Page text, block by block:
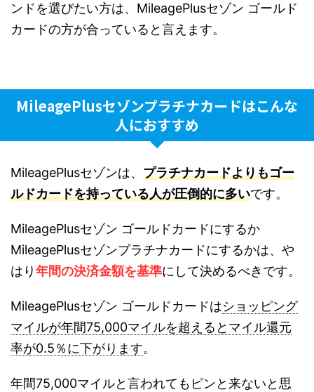
ンドを選びたい方は、MileagePlusセゾン ゴールド
カードの方が合っていると言えます。
MileagePlusセゾンプラチナカードはこんな
人におすすめ
MileagePlusセゾンは、 プラチナカードよりもゴー
ルドカードを持っている人が圧倒的に多いです。
MileagePlusセゾン ゴールドカードにするか
MileagePlusセゾンプラチナカードにするかは、や
はり年間の決済金額を基準にして決めるべきです。
MileagePlusセゾン ゴールドカードはショッピング
マイルが年間75,000マイルを超えるとマイル還元
率が0.5％に下がります。
年間75,000マイルと言われてもピンと来ないと思